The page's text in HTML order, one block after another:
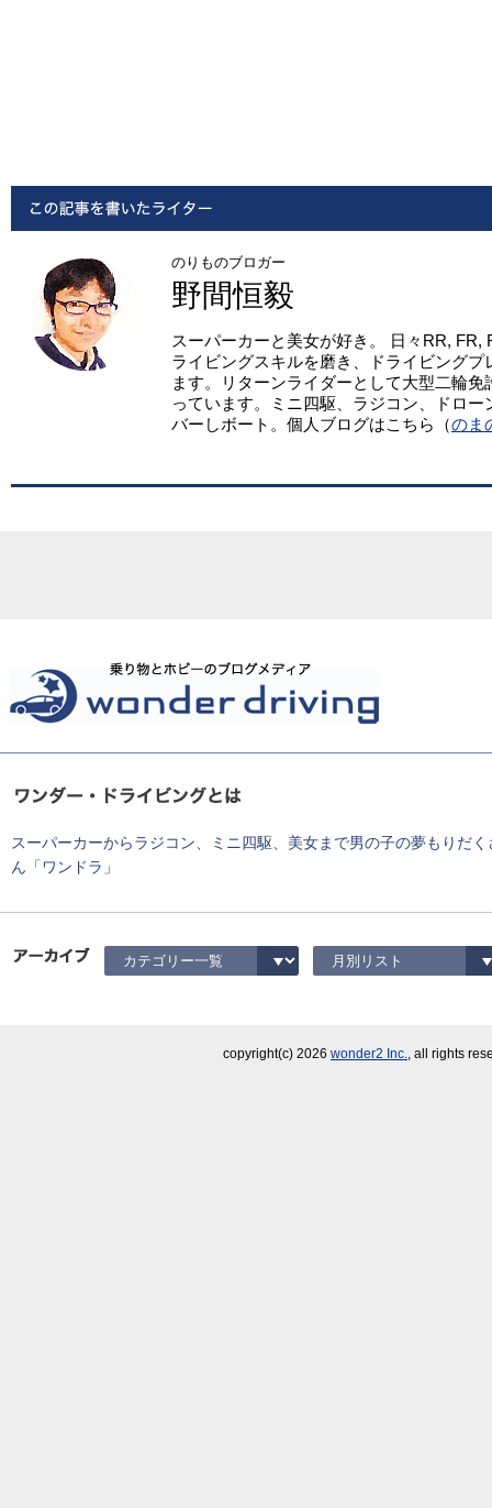
のりものブロガー
野間恒毅
スーパーカーと美女が好き。 日々RR, FR,
ライビングスキルを磨き、ドライビングプ
ます。リターンライダーとして大型二輪
っています。ミニ四駆、ラジコン、ドロ
バーしボート。個人ブログはこちら（のま
スーパーカーからラジコン、ミニ四駆、美女まで男の子の夢もりだく
ん「ワンドラ」
copyright(c) 2026 wonder2 Inc., all rights